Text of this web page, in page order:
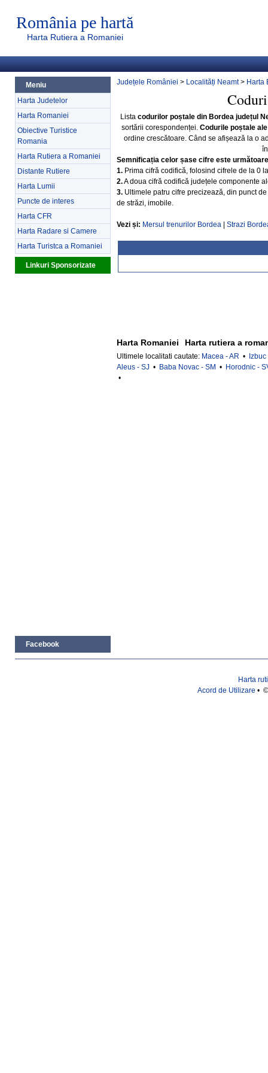
România pe hartă
Harta Rutiera a Romaniei
Meniu
Harta Judetelor
Harta Romaniei
Obiective Turistice
Romania
Harta Rutiera a Romaniei
Distante Rutiere
Harta Lumii
Puncte de interes
Harta CFR
Harta Radare si Camere
Harta Turistca a Romaniei
Linkuri Sponsorizate
Facebook
Județele României > Localități Neamt> Harta
Lista codurilor poștale din Bordea județul
sortării corespondenței. Codurile poștale
ordine crescătoare. Când se afișează la o
Semnificația celor șase cifre este
1. Prima cifră codifică, folosind cifrele de la 0
2.A doua cifră codifică județele componente
3. Ultimele patru cifre precizează, din punct
de străzi, imobile.
Vezi și: Mersul trenurilor Bordea Strazi
Harta Romaniei Harta rutiera a
Ultimele localitati cautate: Macea - AR •
Aleus - SJ • Baba Novac - SM • Horodnic -
•
Harta
Acord de Utilizare •